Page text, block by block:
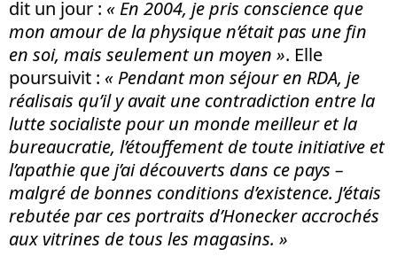
dit un jour : « En 2004, je pris conscience que
mon amour de la physique n’était pas une fin
en soi, mais seulement un moyen ». Elle
poursuivit : « Pendant mon séjour en RDA, je
réalisais qu’il y avait une contradiction entre la
lutte socialiste pour un monde meilleur et la
bureaucratie, l’étouffement de toute initiative et
l’apathie que j’ai découverts dans ce pays –
malgré de bonnes conditions d’existence. J’étais
rebutée par ces portraits d’Honecker accrochés
aux vitrines de tous les magasins. »